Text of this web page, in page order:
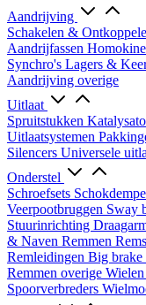
Aandrijving
Schakelen &
Aandrijfassen
Synchro's Lagers &
Aandrijving overige
Uitlaat
Spruitstukken
Uitlaatsystemen
Silencers Universele
Onderstel
Schroefsets
Veerpootbruggen Sway
Stuurinrichting
& Naven Remmen
Remleidingen Big brake
Remmen overige
Spoorverbreders